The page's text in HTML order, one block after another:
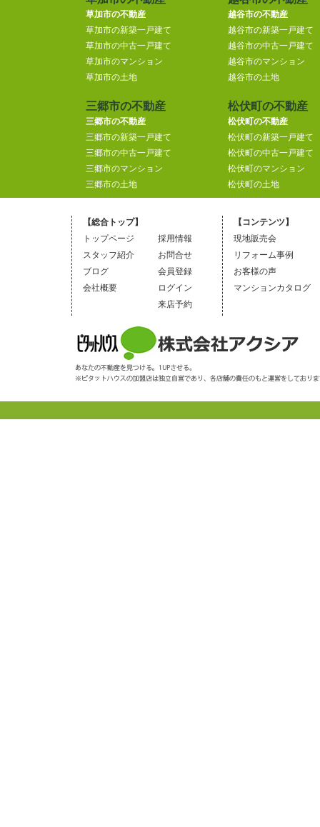
草加市の不動産
草加市の新築一戸建て
草加市の中古一戸建て
草加市のマンション
草加市の土地
越谷市の不動産
越谷市の新築一戸建て
越谷市の中古一戸建て
越谷市のマンション
越谷市の土地
三郷市の不動産
三郷市の不動産
三郷市の新築一戸建て
三郷市の中古一戸建て
三郷市のマンション
三郷市の土地
松伏町の不動産
松伏町の不動産
松伏町の新築一戸建て
松伏町の中古一戸建て
松伏町のマンション
松伏町の土地
【総合トップ】
トップページ
スタッフ紹介
ブログ
会社概要
採用情報
お問合せ
会員登録
ログイン
来店予約
【コンテンツ】
現地販売会
リフォーム事例
お客様の声
マンションカタログ